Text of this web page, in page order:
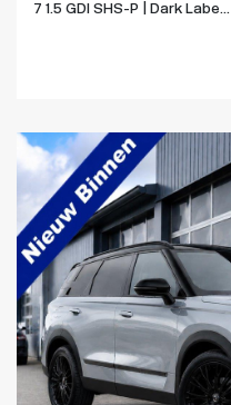
7 1.5 GDI SHS-P | Dark Labe...